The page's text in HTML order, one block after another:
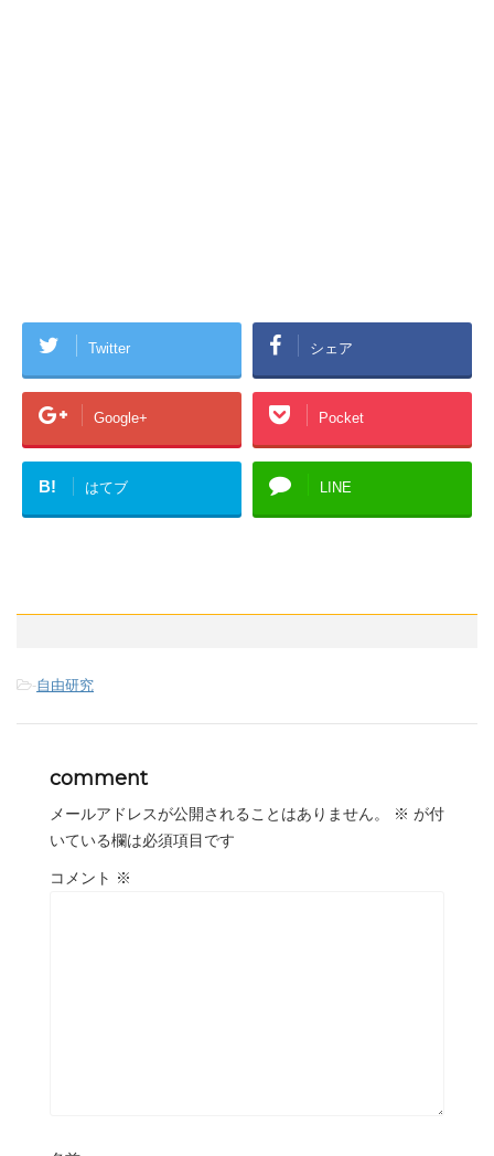
Twitter シェア
Google+ Pocket
B! はてブ LINE
-自由研究
comment
メールアドレスが公開されることはありません。 ※ が付
いている欄は必須項目です
コメント ※